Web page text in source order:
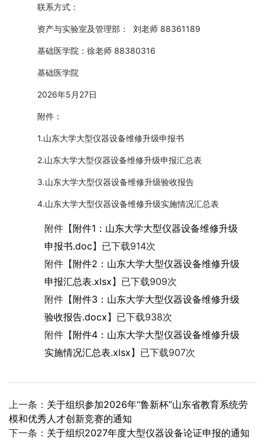
联系方式：
资产与实验室及管理部： 刘老师 88361189
基础医学院：徐老师 88380316
基础医学院
2026年5月27日
附件：
1.山东大学大型仪器设备维修升级申报书
2.山东大学大型仪器设备维修升级申报汇总表
3.山东大学大型仪器设备维修升级验收报告
4.山东大学大型仪器设备维修升级实施情况汇总表
附件【附件1：山东大学大型仪器设备维修升级
申报书.doc】已下载914次
附件【附件2：山东大学大型仪器设备维修升级
申报汇总表.xlsx】已下载909次
附件【附件3：山东大学大型仪器设备维修升级
验收报告.docx】已下载938次
附件【附件4：山东大学大型仪器设备维修升级
实施情况汇总表.xlsx】已下载907次
上一条： 关于组织参加2026年“鲁新杯”山东省教育系统劳
模和优秀人才创新竞赛的通知
下一条： 关于组织2027年度大型仪器设备论证申报的通知